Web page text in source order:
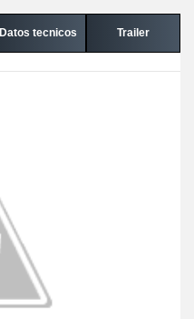
Datos tecnicos Trailer